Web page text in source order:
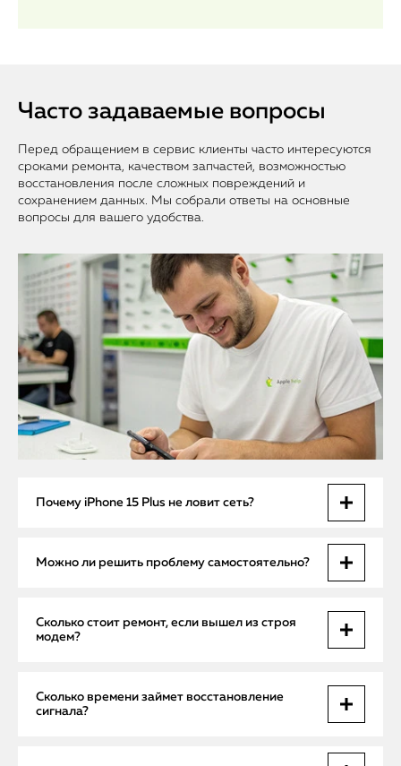
Часто задаваемые вопросы
Перед обращением в сервис клиенты часто интересуются
сроками ремонта, качеством запчастей, возможностью
восстановления после сложных повреждений и
сохранением данных. Мы собрали ответы на основные
вопросы для вашего удобства.
Почему iPhone 15 Plus не ловит сеть?
сбой после падения, прошивки или попадания влаги.
Можно ли решить проблему самостоятельно?
Если это сбой в настройках или сим-карте — да. Но если
сигнал пропадает постоянно, требуется
Сколько стоит ремонт, если вышел из строя
модем?
Цена зависит от характера поломки. Замена антенны — от
2900₽, ремонт модема — от 7500₽. Выезд мастера и
Сколько времени займет восстановление
сигнала?
Если проблема программная — решается за 30–40 минут.